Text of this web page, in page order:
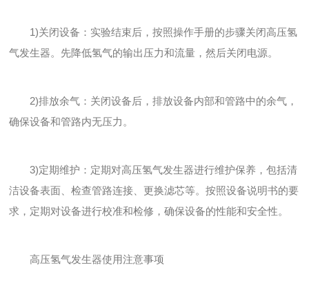
1)关闭设备：实验结束后，按照操作手册的步骤关闭高压氢
气发生器。先降低氢气的输出压力和流量，然后关闭电源。
2)排放余气：关闭设备后，排放设备内部和管路中的余气，
确保设备和管路内无压力。
3)定期维护：定期对高压氢气发生器进行维护保养，包括清
洁设备表面、检查管路连接、更换滤芯等。按照设备说明书的要
求，定期对设备进行校准和检修，确保设备的性能和安全性。
高压氢气发生器使用注意事项